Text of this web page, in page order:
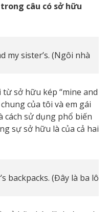
câu có sở hữu
my sister’s. (Ngôi nhà
sở hữu kép “mine and
của tôi và em gái
cách sử dụng phổ biến
sự sở hữu là của cả hai
backpacks. (Đây là ba lô